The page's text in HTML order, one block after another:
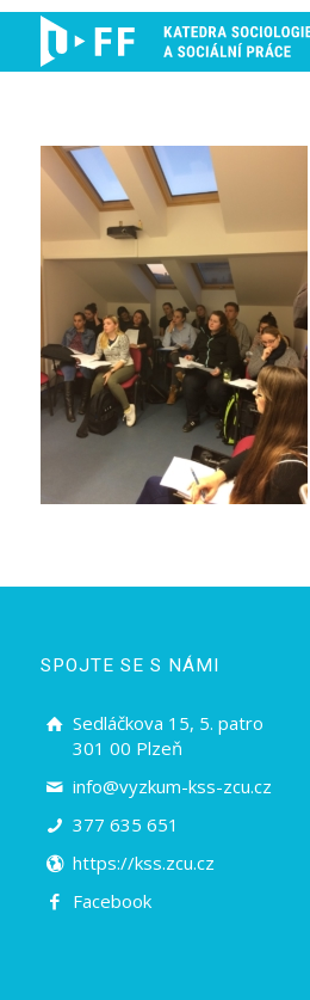
SPOJTE SE S NÁMI
Sedláčkova 15, 5. patro
301 00 Plzeň
info@vyzkum-kss-zcu.cz
377 635 651
https://kss.zcu.cz
Facebook